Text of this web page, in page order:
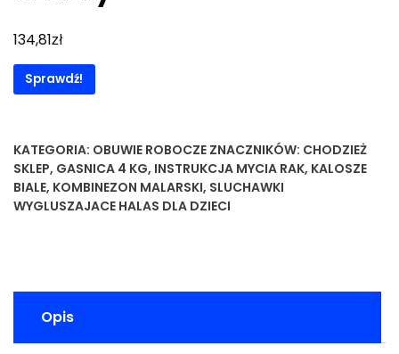
134,81zł
Sprawdź!
KATEGORIA: OBUWIE ROBOCZE ZNACZNIKÓW: CHODZIEŻ
SKLEP, GASNICA 4 KG, INSTRUKCJA MYCIA RAK, KALOSZE
BIALE, KOMBINEZON MALARSKI, SLUCHAWKI
WYGLUSZAJACE HALAS DLA DZIECI
Opis